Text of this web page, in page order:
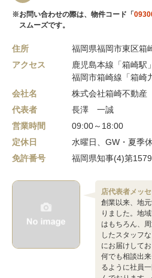
※お問い合わせの際は、物件コード「
スムーズです。
住所
福岡県福岡市東区箱
アクセス
鹿児島本線「箱崎駅
福岡市箱崎線「箱崎
会社名
株式会社箱崎不動産
代表者
長澤 一誠
営業時間
09:00～18:00
定休日
水曜日、GW・夏季
免許番号
福岡県知事(4)第
店代表者メッ
創業以来、地
りました。地
はもちろん、
したスタッフ
にお届けして
何でも相談出
るように社員